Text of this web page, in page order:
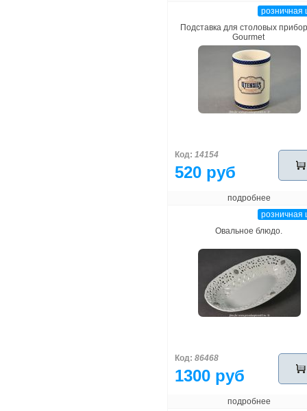
розничная
Подставка для столовых
Gourmet
Код: 14154
520 руб
подробнее
розничная
Овальное блюдо.
Код: 86468
1300 руб
подробнее